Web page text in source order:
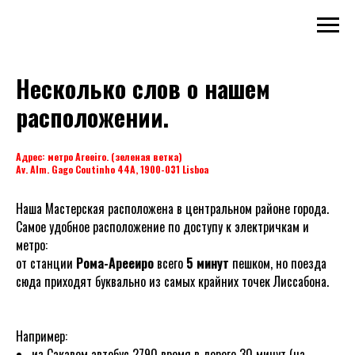
Несколько слов о нашем
расположении.
Адрес: метро Areeiro. (зеленая ветка)
Av. Alm. Gago Coutinho 44A, 1900-031 Lisboa
Наша Мастерская расположена в центральном районе города.
Самое удобное расположение по доступу к электричкам и
метро:
от станции Рома-Арееиро всего 5 минут пешком, но поезда
сюда приходят буквально из самых крайних точек Лиссабона.
Например: